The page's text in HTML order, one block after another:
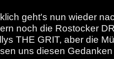
geht's nun wieder
noch die Rostocker
THE GRIT, aber die
uns diesen